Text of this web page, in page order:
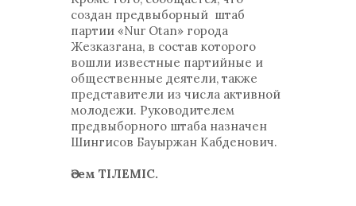
создан предвыборный штаб
партии «Nur Otan» города
Жезказгана, в состав которого
вошли известные партийные и
общественные деятели, также
представители из числа активной
молодежи. Руководителем
предвыборного штаба назначен
Шингисов Бауыржан Кабденович.
Әсем ТІЛЕМІС.